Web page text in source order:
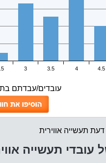
עובדים/עבדתם
דעת תעשייה אווירית
עובדי תעשייה